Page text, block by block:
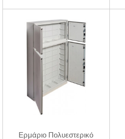
Ερμάριο Πολυεστερικό